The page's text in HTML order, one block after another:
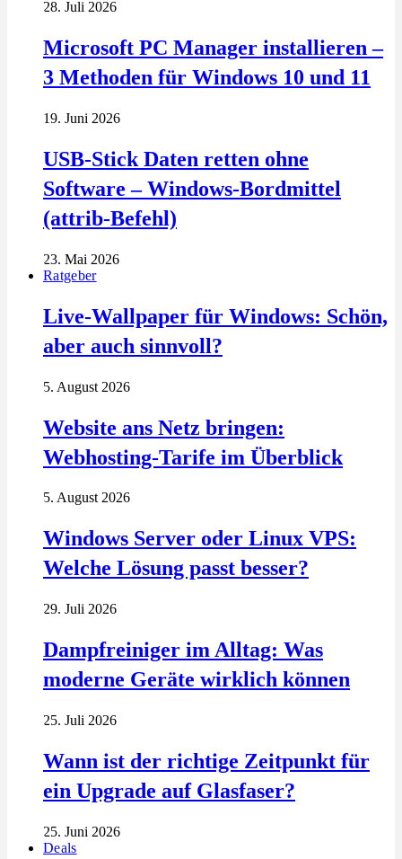
28. Juli 2026
Microsoft PC Manager installieren –
3 Methoden für Windows 10 und 11
19. Juni 2026
USB-Stick Daten retten ohne
Software – Windows-Bordmittel
(attrib-Befehl)
23. Mai 2026
Ratgeber
Live-Wallpaper für Windows: Schön,
aber auch sinnvoll?
5. August 2026
Website ans Netz bringen:
Webhosting-Tarife im Überblick
5. August 2026
Windows Server oder Linux VPS:
Welche Lösung passt besser?
29. Juli 2026
Dampfreiniger im Alltag: Was
moderne Geräte wirklich können
25. Juli 2026
Wann ist der richtige Zeitpunkt für
ein Upgrade auf Glasfaser?
25. Juni 2026
Deals